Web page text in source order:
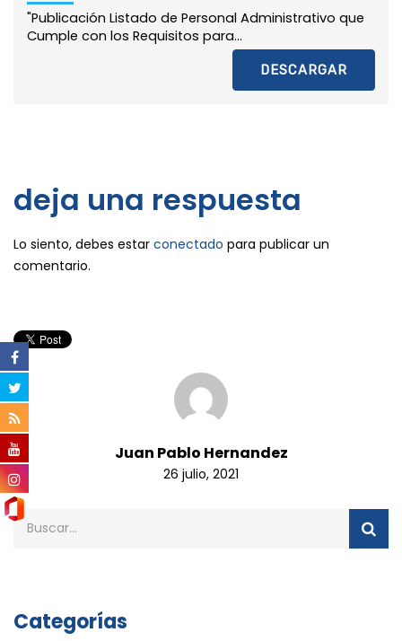
"Publicación Listado de Personal Administrativo que
Cumple con los Requisitos para...
DESCARGAR
deja una respuesta
Lo siento, debes estar conectado para publicar un
comentario.
Juan Pablo Hernandez
26 julio, 2021
Categorías